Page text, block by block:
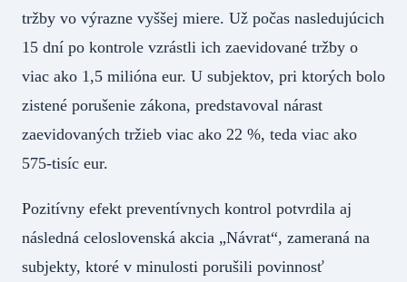
tržby vo výrazne vyššej miere. Už počas nasledujúcich
15 dní po kontrole vzrástli ich zaevidované tržby o
viac ako 1,5 milióna eur. U subjektov, pri ktorých bolo
zistené porušenie zákona, predstavoval nárast
zaevidovaných tržieb viac ako 22 %, teda viac ako
575-tisíc eur.
Pozitívny efekt preventívnych kontrol potvrdila aj
následná celoslovenská akcia „Návrat“, zameraná na
subjekty, ktoré v minulosti porušili povinnosť